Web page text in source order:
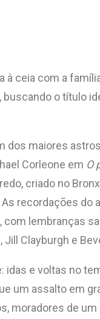
ceia com a
o título
dos maiores
Corleone em O
criado no
recordações do
lembranças
Clayburgh e
idas e voltas no
um assalto em
moradores de